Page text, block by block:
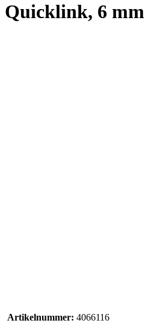
Quicklink, 6 mm
Artikelnummer: 4066116